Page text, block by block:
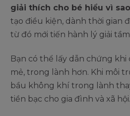
giải thích cho bé hiểu vì
tạo điều kiện, dành thời gian
từ đó mới tiến hành lý giải
Bạn có thể lấy dẫn chứng
mẻ, trong lành hơn. Khi môi
bầu không khí trong lành
tiền bạc cho gia đình và xã hội.